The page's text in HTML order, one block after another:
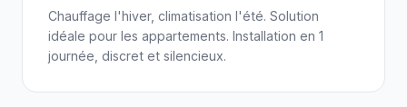
Chauffage l'hiver, climatisation l'été. Solution
idéale pour les appartements. Installation en 1
journée, discret et silencieux.